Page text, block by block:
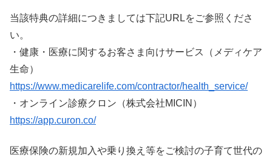
当該特典の詳細につきましては下記URLをご参照くださ
い。
・健康・医療に関するお客さま向けサービス（メディケア
生命）
https://www.medicarelife.com/contractor/health_service/
・オンライン診療クロン（株式会社MICIN）
https://app.curon.co/
医療保険の新規加入や乗り換え等をご検討の子育て世代の